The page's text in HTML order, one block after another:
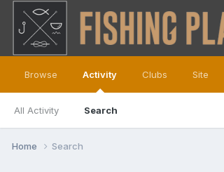
Browse Activity
All Activity Search
Clubs Site
Home Search